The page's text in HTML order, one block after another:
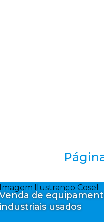
Venda de
industriais usados